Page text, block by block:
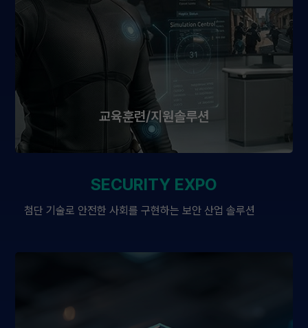
교육훈련/지원솔루션
SECURITY EXPO
첨단 기술로 안전한 사회를 구현하는 보안 산업 솔루션